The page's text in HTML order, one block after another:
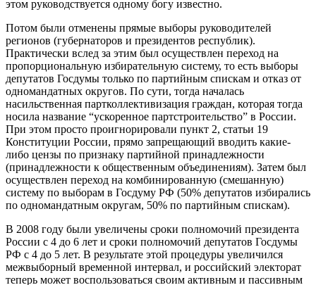
этом руководствуется одному богу известно.
Потом были отменены прямые выборы руководителей
регионов (губернаторов и президентов республик).
Практически вслед за этим был осуществлен переход на
пропорциональную избирательную систему, то есть выборы
депутатов Госдумы только по партийным спискам и отказ от
одномандатных округов. По сути, тогда началась
насильственная партколлективизация граждан, которая тогда
носила название “ускоренное партстроительство” в России.
При этом просто проигнорировали пункт 2, статьи 19
Конституции России, прямо запрещающий вводить какие-
либо цензы по признаку партийной принадлежности
(принадлежности к общественным объединениям). Затем был
осуществлен переход на комбинированную (смешанную)
систему по выборам в Госдуму РФ (50% депутатов избирались
по одномандатным округам, 50% по партийным спискам).
В 2008 году были увеличены сроки полномочий президента
России с 4 до 6 лет и сроки полномочий депутатов Госдумы
РФ с 4 до 5 лет. В результате этой процедуры увеличился
межвыборный временной интервал, и российский электорат
теперь может воспользоваться своим активным и пассивным